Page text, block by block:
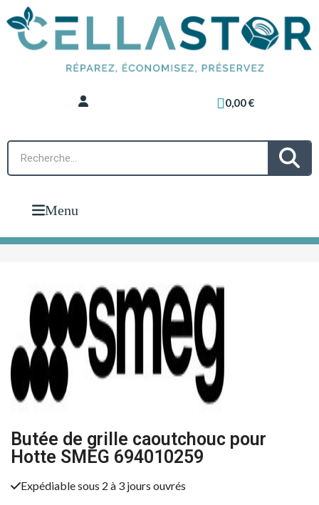
0,00 €
Menu
Butée de grille caoutchouc pour
Hotte SMEG 694010259
Expédiable sous 2 à 3 jours ouvrés